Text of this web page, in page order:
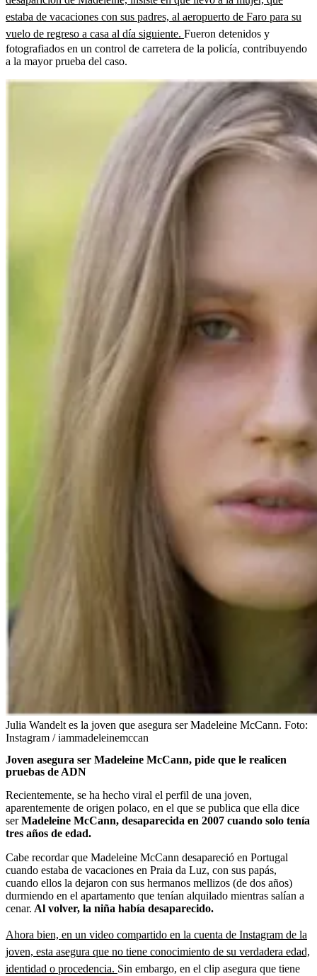
estaba de vacaciones con sus padres, al aeropuerto de Faro para su
vuelo de regreso a casa al día siguiente. Fueron detenidos y
fotografiados en un control de carretera de la policía, contribuyendo
a la mayor prueba del caso.
Julia Wandelt es la joven que asegura ser Madeleine McCann. Foto:
Instagram / iammadeleinemccan
Joven asegura ser Madeleine McCann, pide que le realicen
pruebas de ADN
Recientemente, se ha hecho viral el perfil de una joven,
aparentemente de origen polaco, en el que se publica que ella dice
serMadeleine McCann, desaparecida en 2007 cuando solo tenía
tres años de edad.
Cabe recordar que Madeleine McCann desapareció en Portugal
cuando estaba de vacaciones en Praia da Luz, con sus papás,
cuando ellos la dejaron con sus hermanos mellizos (de dos años)
durmiendo en el apartamento que tenían alquilado mientras salían a
cenar. Al volver, la niña había desaparecido.
Ahora bien, en un video compartido en la cuenta de Instagram de la
joven, esta asegura que no tiene conocimiento de su verdadera edad,
identidad o procedencia. Sin embargo, en el clip asegura que tiene